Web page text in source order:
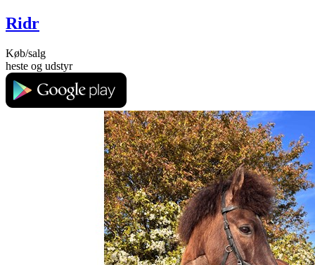
Ridr
Køb/salg
heste og udstyr